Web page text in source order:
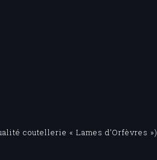
coutellerie « Lames d’Orfèvres »)